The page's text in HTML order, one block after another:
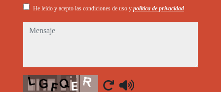
He leído y acepto las condiciones de uso y política de privacidad
mensaje
Captcha